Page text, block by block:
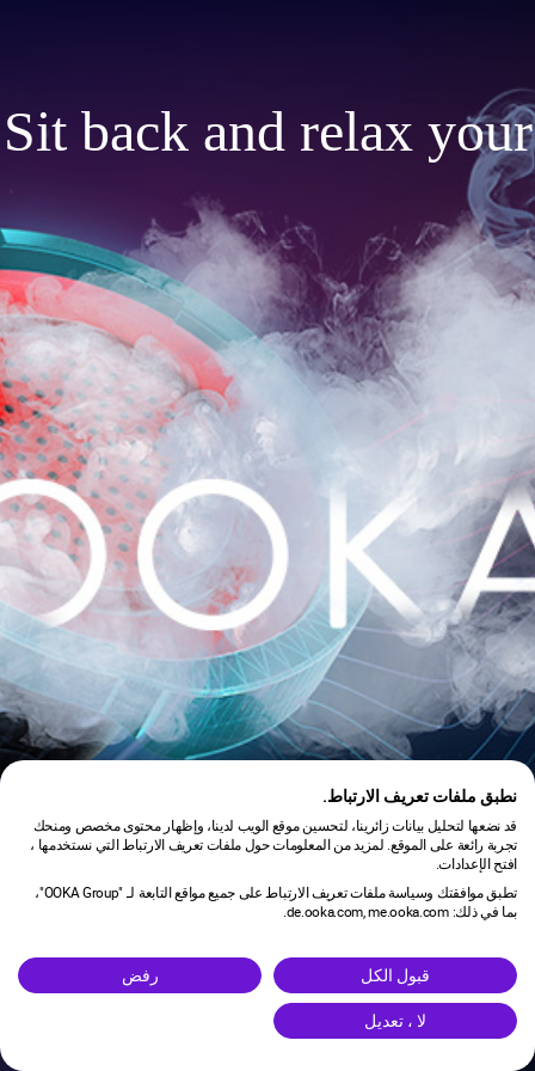
Sit back and relax your
is under maintenance.
نطبق ملفات تعريف الارتباط.
قد نضعها لتحليل بيانات زائرينا، لتحسين موقع الويب لدينا، وإظهار محتوى مخصص ومنحك
تجربة رائعة على الموقع. لمزيد من المعلومات حول ملفات تعريف الارتباط التي نستخدمها ،
افتح الإعدادات.
تطبق موافقتك وسياسة ملفات تعريف الارتباط على جميع مواقع التابعة لـ "OOKA Group"،
بما في ذلك: de.ooka.com, me.ooka.com.
قبول الكل رفض
لا ، تعديل